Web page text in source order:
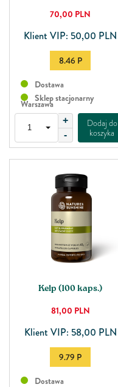
70,00 PLN
Klient VIP: 50,00 PLN
8.46 P
Dostawa
Sklep stacjonarny
Warszawa
+
-
Dodaj do
koszyka
Kelp (100 kaps.)
81,00 PLN
Klient VIP: 58,00 PLN
9.79 P
Dostawa